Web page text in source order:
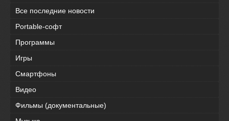
Все последние новости
Portable-софт
Программы
Игры
Смартфоны
Видео
Фильмы (документальные)